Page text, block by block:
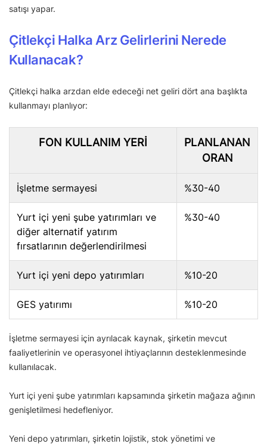
satışı yapar.
Çitlekçi Halka Arz Gelirlerini Nerede
Kullanacak?
Çitlekçi halka arzdan elde edeceği net geliri dört ana başlıkta
kullanmayı planlıyor:
FON KULLANIM YERI
PLANLANAN
ORAN
İşletme sermayesi %30-40
Yurt içi yeni şube yatırımları ve
diğer alternatif yatırım
fırsatlarının değerlendirilmesi
%30-40
Yurt içi yeni depo yatırımları %10-20
GES yatırımı %10-20
İşletme sermayesi için ayrılacak kaynak, şirketin mevcut
faaliyetlerinin ve operasyonel ihtiyaçlarının desteklenmesinde
kullanılacak.
Yurt içi yeni şube yatırımları kapsamında şirketin mağaza ağının
genişletilmesi hedefleniyor.
Yeni depo yatırımları, şirketin lojistik, stok yönetimi ve